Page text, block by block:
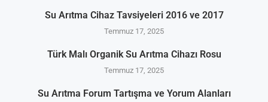
Su Arıtma Cihaz Tavsiyeleri 2016 ve 2017
Temmuz 17, 2025
Türk Malı Organik Su Arıtma Cihazı Rosu
Temmuz 17, 2025
Su Arıtma Forum Tartışma ve Yorum Alanları